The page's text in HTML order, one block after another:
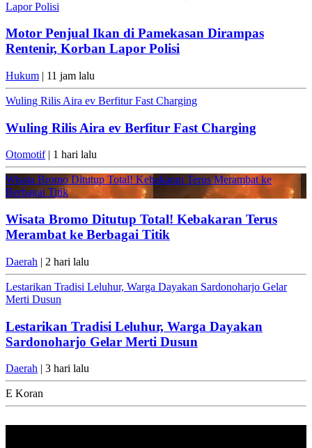
Lapor Polisi
Motor Penjual Ikan di Pamekasan Dirampas
Rentenir, Korban Lapor Polisi
Hukum | 11 jam lalu
Wuling Rilis Aira ev Berfitur Fast Charging
Wuling Rilis Aira ev Berfitur Fast Charging
Otomotif| 1 hari lalu
Wisata Bromo Ditutup Total! Kebakaran Terus Merambat ke
Berbagai Titik
Wisata Bromo Ditutup Total! Kebakaran Terus
Merambat ke Berbagai Titik
Daerah | 2 hari lalu
Lestarikan Tradisi Leluhur, Warga Dayakan Sardonoharjo Gelar
Merti Dusun
Lestarikan Tradisi Leluhur, Warga Dayakan
Sardonoharjo Gelar Merti Dusun
Daerah | 3 hari lalu
E Koran